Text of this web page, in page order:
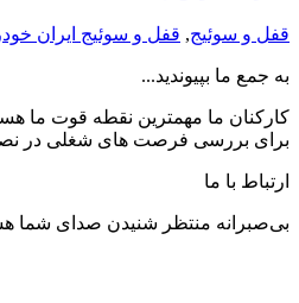
قفل و سوئیج, قفل و سوئیج ایران
به جمع ما بپیوندید...
کارکنان ما مهمترین نقطه قوت ما
برای بررسی فرصت های شغلی در نصیر
ارتباط با ما
بی‌صبرانه منتظر شنیدن صدای شما